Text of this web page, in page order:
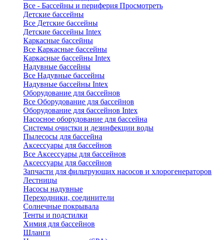
Все - Бассейны и периферия Просмотреть
Детские бассейны
Все Детские бассейны
Детские бассейны Intex
Каркасные бассейны
Все Каркасные бассейны
Каркасные бассейны Intex
Надувные бассейны
Все Надувные бассейны
Надувные бассейны Intex
Оборудование для бассейнов
Все Оборудование для бассейнов
Оборудование для бассейнов Intex
Насосное оборудование для бассейна
Системы очистки и дезинфекции воды
Пылесосы для бассейна
Аксессуары для бассейнов
Все Аксессуары для бассейнов
Аксессуары для бассейнов
Запчасти для фильтрующих насосов и хлорогенераторов
Лестницы
Насосы надувные
Переходники, соединители
Солнечные покрывала
Тенты и подстилки
Химия для бассейнов
Шланги